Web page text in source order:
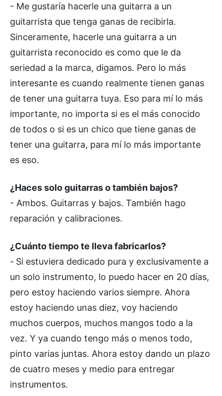
- Me gustaría hacerle una guitarra a un
guitarrista que tenga ganas de recibirla.
Sinceramente, hacerle una guitarra a un
guitarrista reconocido es como que le da
seriedad a la marca, digamos. Pero lo más
interesante es cuando realmente tienen ganas
de tener una guitarra tuya. Eso para mí lo más
importante, no importa si es el más conocido
de todos o si es un chico que tiene ganas de
tener una guitarra, para mí lo más importante
es eso.
¿Haces solo guitarras o también bajos?
- Ambos. Guitarras y bajos. También hago
reparación y calibraciones.
¿Cuánto tiempo te lleva fabricarlos?
- Si estuviera dedicado pura y exclusivamente a
un solo instrumento, lo puedo hacer en 20 días,
pero estoy haciendo varios siempre. Ahora
estoy haciendo unas diez, voy haciendo
muchos cuerpos, muchos mangos todo a la
vez. Y ya cuando tengo más o menos todo,
pinto varias juntas. Ahora estoy dando un plazo
de cuatro meses y medio para entregar
instrumentos.